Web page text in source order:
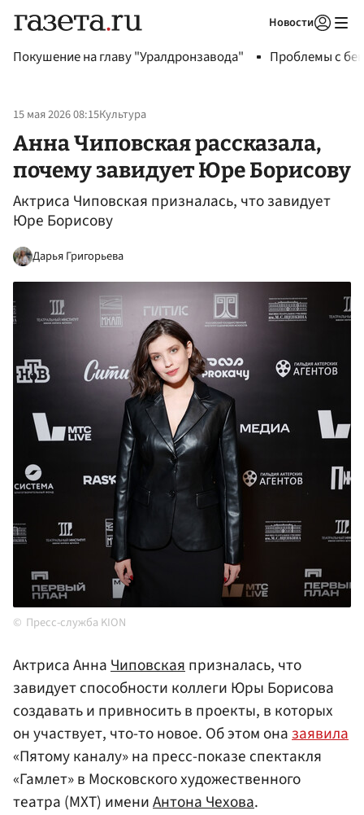
Новости
Покушение на главу "Уралдронзавода" Проблемы с
15 мая 2026 08:15Культура
Анна Чиповская рассказала,
почему завидует Юре Борисову
Актриса Чиповская призналась, что завидует
Юре Борисову
Дарья Григорьева
Пресс-служба KION
Актриса АннаЧиповскаяпризналась, что
завидует способности коллеги Юры Борисова
создавать и привносить в проекты, в которых
он участвует, что-то новое. Об этом оназаявила
«Пятому каналу» на пресс-показе спектакля
«Гамлет» в Московского художественного
театра (МХТ) имениАнтона Чехова.